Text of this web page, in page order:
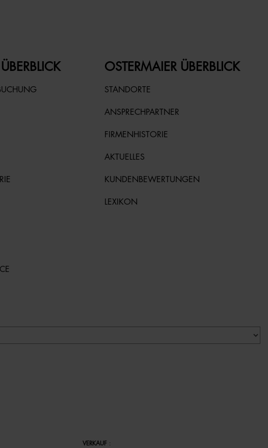
OSTERMAIER ÜBERBLICK
STANDORTE
ANSPRECHPARTNER
FIRMENHISTORIE
AKTUELLES
KUNDENBEWERTUNGEN
LEXIKON
VERKAUF :